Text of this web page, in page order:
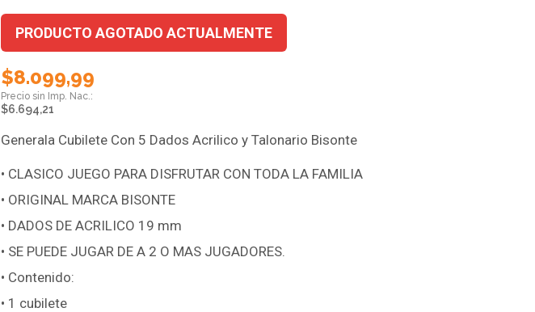
PRODUCTO AGOTADO ACTUALMENTE
$8.099,99
$6.694,21
Generala Cubilete Con 5 Dados Acrilico y Talonario Bisonte
• CLASICO JUEGO PARA DISFRUTAR CON TODA LA FAMILIA
• ORIGINAL MARCA BISONTE
• DADOS DE ACRILICO 19 mm
• SE PUEDE JUGAR DE A 2 O MAS JUGADORES.
• Contenido:
• 1 cubilete